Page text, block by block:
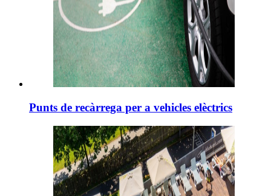
Punts de recàrrega per a vehicles elèctrics